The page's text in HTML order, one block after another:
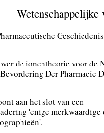
Wetenschappelijke
de ionentheorie voor de
Der Pharmacie
aan het slot van een
'enige merkwaardige